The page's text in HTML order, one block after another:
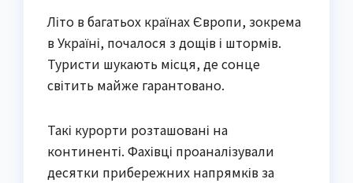
Літо в багатьох країнах Європи, зокрема
в Україні, почалося з дощів і штормів.
Туристи шукають місця, де сонце
світить майже гарантовано.
Такі курорти розташовані на
континенті. Фахівці проаналізували
десятки прибережних напрямків за